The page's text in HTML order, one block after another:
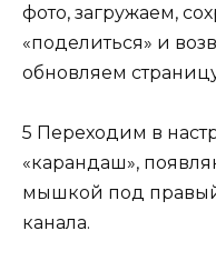
фото, загружаем,
«поделиться» и
обновляем
5 Переходим в
«карандаш»,
мышкой под
канала.